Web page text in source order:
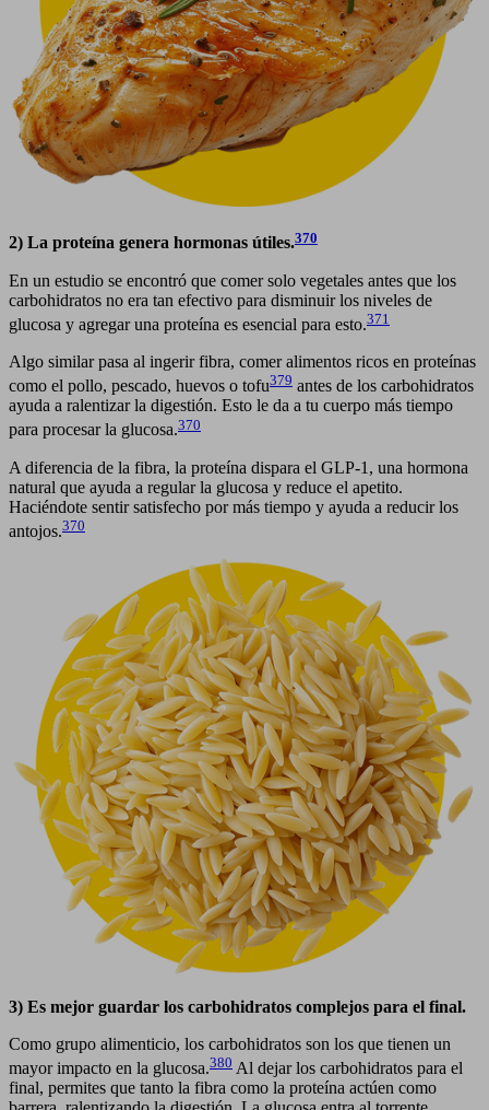
2) La proteína genera hormonas útiles.370
En un estudio se encontró que comer solo vegetales antes que los
carbohidratos no era tan efectivo para disminuir los niveles de
glucosa y agregar una proteína es esencial para esto.371
Algo similar pasa al ingerir fibra, comer alimentos ricos en proteínas
como el pollo, pescado, huevos o tofu379 antes de los carbohidratos
ayuda a ralentizar la digestión. Esto le da a tu cuerpo más tiempo
para procesar la glucosa.370
A diferencia de la fibra, la proteína dispara el GLP-1, una hormona
natural que ayuda a regular la glucosa y reduce el apetito.
Haciéndote sentir satisfecho por más tiempo y ayuda a reducir los
antojos.370
3) Es mejor guardar los carbohidratos complejos para el final.
Como grupo alimenticio, los carbohidratos son los que tienen un
mayor impacto en la glucosa.380 Al dejar los carbohidratos para el
final, permites que tanto la fibra como la proteína actúen como